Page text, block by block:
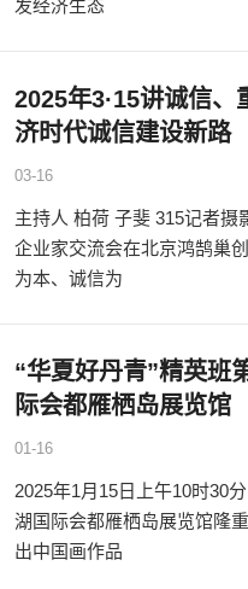
发经济生态
2025年3·15讲诚信
济时代诚信建设新路
03-16
主持人 柏荷 子斐 315记者摄
企业家交流会在北京鸿鹄巢
为本、诚信为
“华夏好丹青”精英班
际会都雁栖岛展览馆
01-16
2025年1月15日上午10时30
湖国际会都雁栖岛展览馆隆
出中国画作品